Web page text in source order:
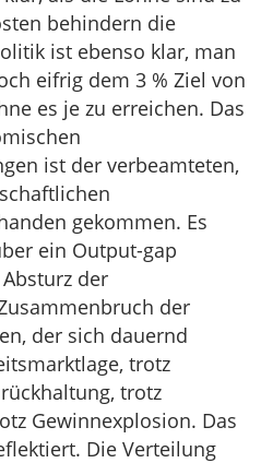
behindern die
ist ebenso klar, man
eifrig dem 3 % Ziel von
es je zu erreichen. Das
ist der verbeamteten,
gekommen. Es
ein Output-gap
der
der
der sich dauernd
trotz
trotz
Gewinnexplosion. Das
Die Verteilung